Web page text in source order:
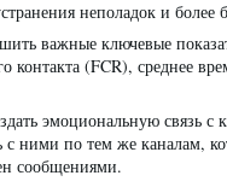
неполадок и
важные ключевые
контакта (FCR), среднее
эмоциональную связь с
с ними по тем же каналам,
сообщениями.